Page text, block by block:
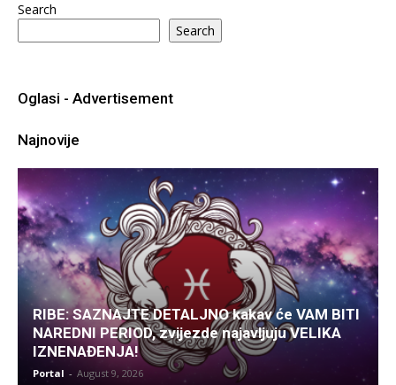
Search
Search
Oglasi - Advertisement
Najnovije
RIBE: SAZNAJTE DETALJNO kakav će VAM BITI
NAREDNI PERIOD, zvijezde najavljuju VELIKA
IZNENAĐENJA!
Portal - August 9, 2026